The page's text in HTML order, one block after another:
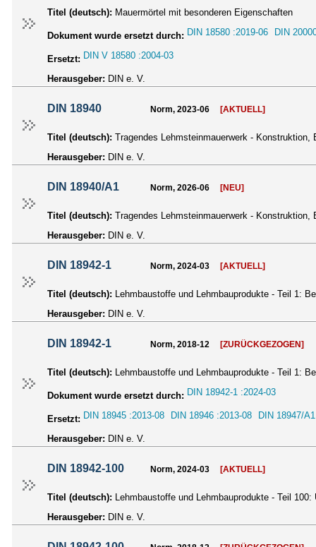
Titel (deutsch): Mauermörtel mit besonderen Eigenschaften
Dokument wurde ersetzt durch: DIN 18580 :2019-06 DIN
Ersetzt: DIN V 18580 :2004-03
Herausgeber: DIN e. V.
DIN 18940 Norm, 2023-06 [AKTUELL]
Titel (deutsch): Tragendes Lehmsteinmauerwerk - Konstruktion,
Herausgeber: DIN e. V.
DIN 18940/A1 Norm, 2026-06 [NEU]
Titel (deutsch): Tragendes Lehmsteinmauerwerk - Konstruktion,
Herausgeber: DIN e. V.
DIN 18942-1 Norm, 2024-03 [AKTUELL]
Titel (deutsch): Lehmbaustoffe und Lehmbauprodukte - Teil 1:
Herausgeber: DIN e. V.
DIN 18942-1 Norm, 2018-12 [ZURÜCKGEZOGEN]
Titel (deutsch): Lehmbaustoffe und Lehmbauprodukte - Teil 1:
Dokument wurde ersetzt durch: DIN 18942-1 :2024-03
Ersetzt: DIN 18945 :2013-08 DIN 18946 :2013-08 DIN 18947/
Herausgeber: DIN e. V.
DIN 18942-100 Norm, 2024-03 [AKTUELL]
Titel (deutsch): Lehmbaustoffe und Lehmbauprodukte - Teil
Herausgeber: DIN e. V.